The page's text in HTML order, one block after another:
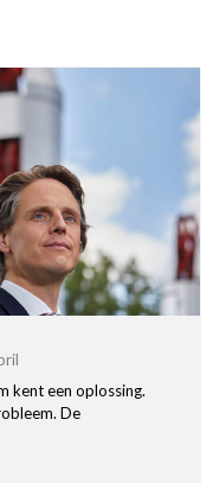
kent een oplossing.
De